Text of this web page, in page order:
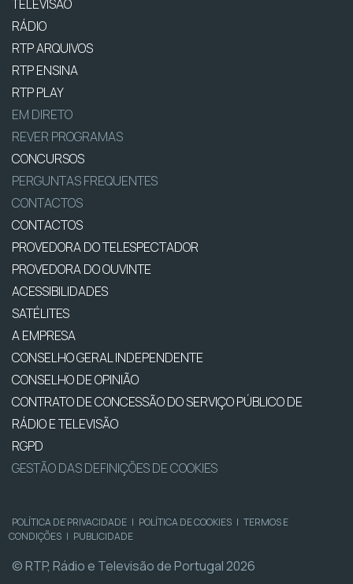
TELEVISÃO
RÁDIO
RTP ARQUIVOS
RTP ENSINA
RTP PLAY
EM DIRETO
REVER PROGRAMAS
CONCURSOS
PERGUNTAS FREQUENTES
CONTACTOS
CONTACTOS
PROVEDORA DO TELESPECTADOR
PROVEDORA DO OUVINTE
ACESSIBILIDADES
SATÉLITES
A EMPRESA
CONSELHO GERAL INDEPENDENTE
CONSELHO DE OPINIÃO
CONTRATO DE CONCESSÃO DO SERVIÇO PÚBLICO DE
RÁDIO E TELEVISÃO
RGPD
GESTÃO DAS DEFINIÇÕES DE COOKIES
POLÍTICA DE PRIVACIDADE | POLÍTICA DE COOKIES | TERMOS E
CONDIÇÕES | PUBLICIDADE
© RTP, Rádio e Televisão de Portugal 2026